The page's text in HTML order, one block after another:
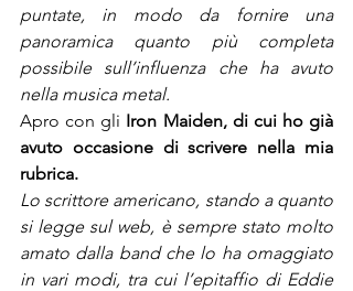
puntate, in modo da fornire una
panoramica quanto più completa
possibile sull’influenza che ha avuto
nella musica metal.
Apro con gli Iron Maiden, di cui ho già
avuto occasione di scrivere nella mia
rubrica.
Lo scrittore americano, stando a quanto
si legge sul web, è sempre stato molto
amato dalla band che lo ha omaggiato
in vari modi, tra cui l’epitaffio di Eddie